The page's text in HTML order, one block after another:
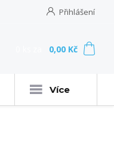
Přihlášení
0,00 Kč
Více